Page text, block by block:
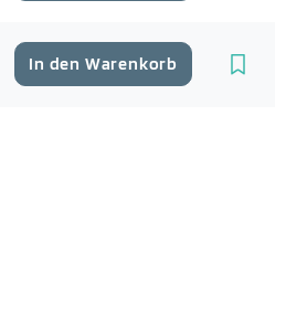
In den Warenkorb